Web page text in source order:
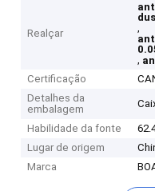
Realçar
,
,
Certificação
Detalhes da
embalagem
Habilidade da fonte
Lugar de origem
Marca